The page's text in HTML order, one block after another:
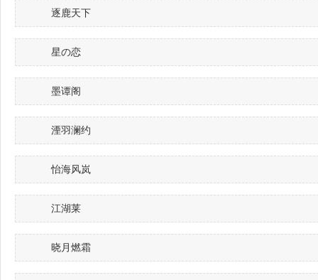
逐鹿天下
星の恋
墨谭阁
湮羽澜约
怡海风岚
江湖莱
晓月燃霜